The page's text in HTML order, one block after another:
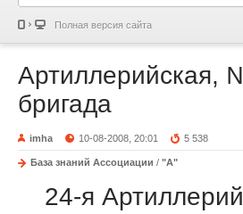
Полная версия сайта
Артиллерийская,
бригада
imha 10-08-2008, 20:01 5 538
База знаний Ассоциации / "А"
24-я